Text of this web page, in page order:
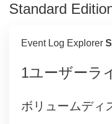
Standard
Event Log Explorer
1ユーザーラ
ボリュームディ